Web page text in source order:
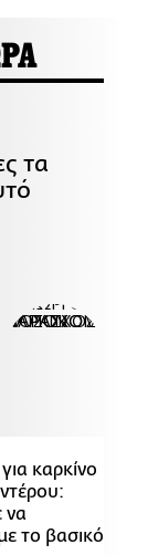
τα
καρκίνο
να
το βασικό